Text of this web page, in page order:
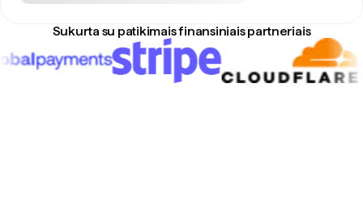
Sukurta su patikimais finansiniais partneriais